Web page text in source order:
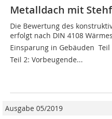
Metalldach mit
Die Bewertung des
erfolgt nach DIN 4108
Einsparung in Gebäuden  Teil
Teil 2: Vorbeugende...
Ausgabe 05/2019